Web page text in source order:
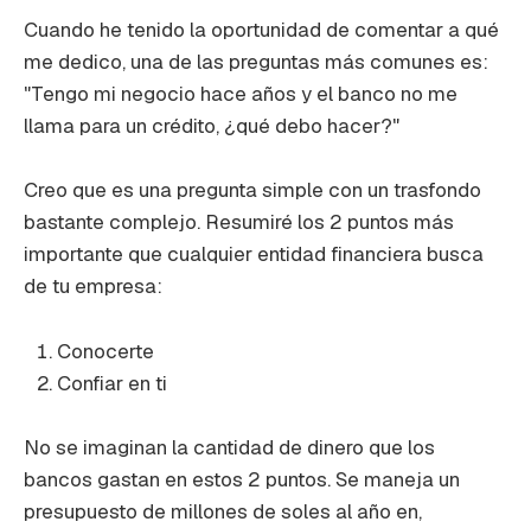
Cuando he tenido la oportunidad de comentar a qué
me dedico, una de las preguntas más comunes es:
"Tengo mi negocio hace años y el banco no me
llama para un crédito, ¿qué debo hacer?"
Creo que es una pregunta simple con un trasfondo
bastante complejo. Resumiré los 2 puntos más
importante que cualquier entidad financiera busca
de tu empresa:
Conocerte
Confiar en ti
No se imaginan la cantidad de dinero que los
bancos gastan en estos 2 puntos. Se maneja un
presupuesto de millones de soles al año en,